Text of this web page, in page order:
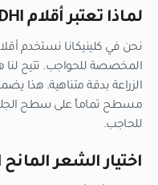
لماذا تعتبر أقلام DHI حاسمة؟
المخصصة للحواجب. تتيح لنا
الزراعة بدقة متناهية. هذا
مسطح تماماً على سطح
للحاجب.
اختيار الشعر